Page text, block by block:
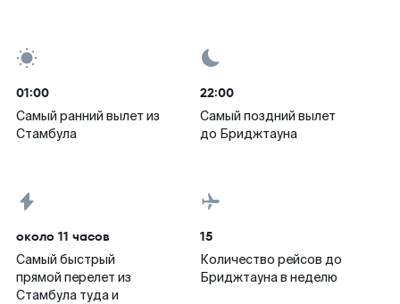
01:00
Самый ранний вылет из
Стамбула
22:00
Самый поздний вылет
до Бриджтауна
около 11 часов
Самый быстрый
прямой перелет из
Стамбула туда и
15
Количество рейсов до
Бриджтауна в неделю